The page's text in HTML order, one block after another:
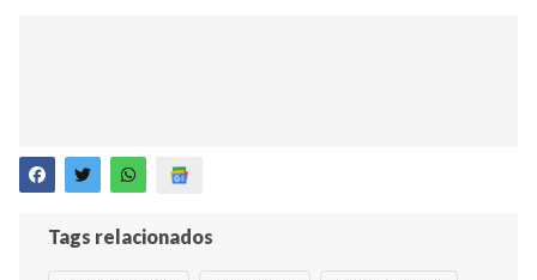
Tags relacionados